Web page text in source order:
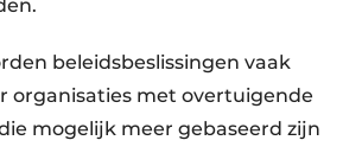
beleidsbeslissingen vaak
organisaties met overtuigende
mogelijk meer gebaseerd zijn